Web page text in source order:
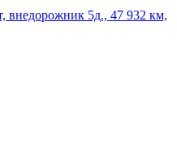
внедорожник 5д., 47 932 км,